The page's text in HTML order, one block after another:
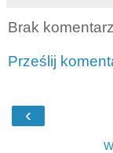
Brak
Prześlij
‹